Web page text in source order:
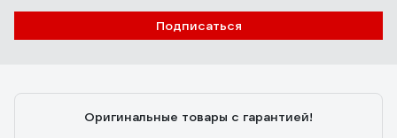
Подписаться
Оригинальные товары с гарантией!